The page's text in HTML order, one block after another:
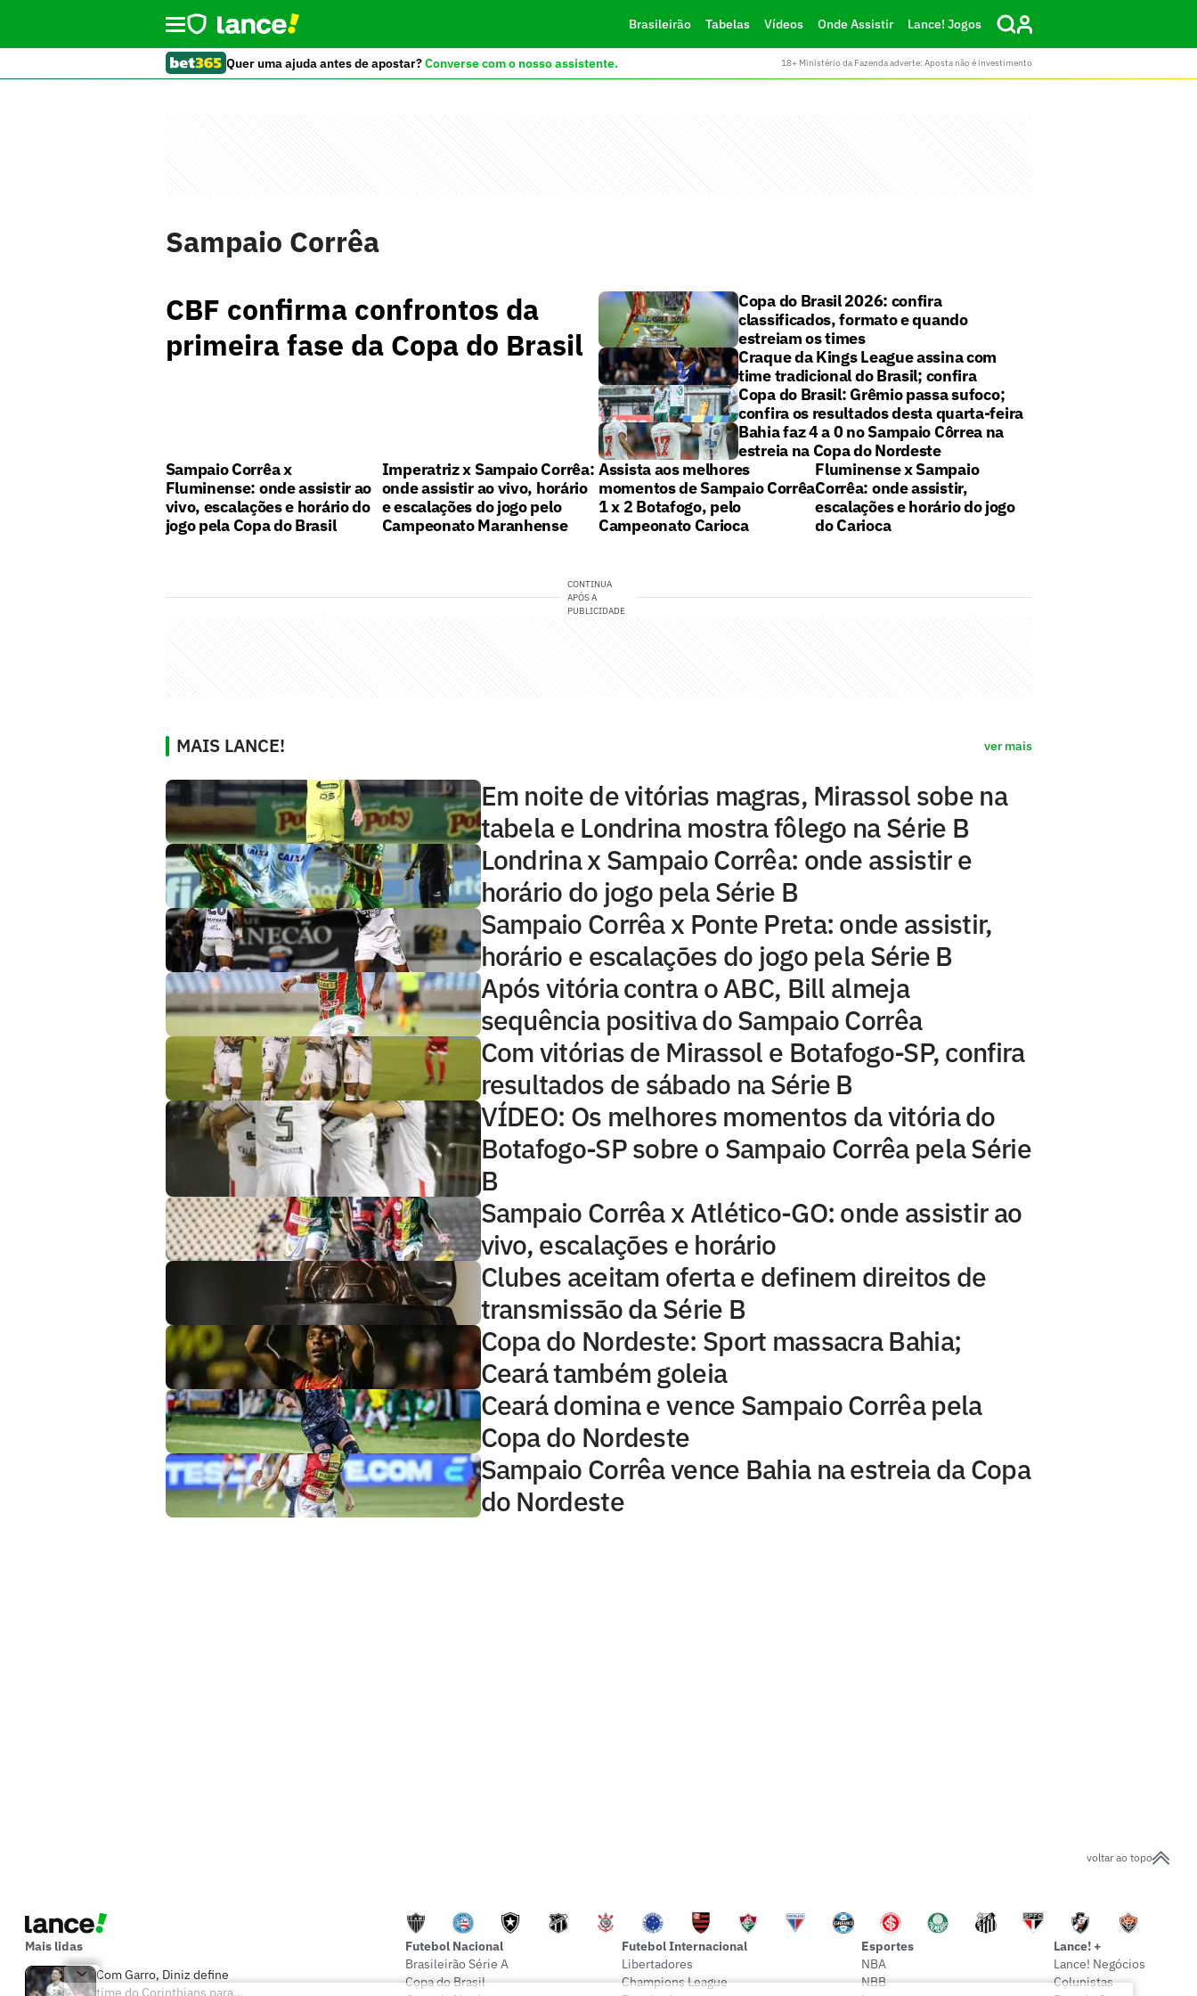
Brasileirão Tabelas Vídeos Onde Assistir Lance! Jogos
Quer uma ajuda antes de apostar?Converse com o nosso assistente. 18+ Ministério da Fazenda adverte: Aposta não é investimento
Sampaio Corrêa
CBF confirma confrontos da
primeira fase da Copa do Brasil
Copa do Brasil 2026: confira
classificados, formato e quando
estreiam os times
Craque da Kings League assina com
time tradicional do Brasil; confira
Copa do Brasil: Grêmio passa sufoco;
confira os resultados desta quarta-feira
Bahia faz 4 a 0 no Sampaio Côrrea na
estreia na Copa do Nordeste
Sampaio Corrêa x
Fluminense: onde assistir ao
vivo, escalações e horário do
jogo pela Copa do Brasil
Imperatriz x Sampaio Corrêa:
onde assistir ao vivo, horário
e escalações do jogo pelo
Campeonato Maranhense
Assista aos melhores
momentos de Sampaio Corrêa
1 x 2 Botafogo, pelo
Campeonato Carioca
Fluminense x Sampaio
Corrêa: onde assistir,
escalações e horário do jogo
do Carioca
CONTINUA
APÓS A
PUBLICIDADE
MAIS LANCE! ver mais
Em noite de vitórias magras, Mirassol sobe na
tabela e Londrina mostra fôlego na Série B
Londrina x Sampaio Corrêa: onde assistir e
horário do jogo pela Série B
Sampaio Corrêa x Ponte Preta: onde assistir,
horário e escalações do jogo pela Série B
Após vitória contra o ABC, Bill almeja
sequência positiva do Sampaio Corrêa
Com vitórias de Mirassol e Botafogo-SP, confira
resultados de sábado na Série B
VÍDEO: Os melhores momentos da vitória do
Botafogo-SP sobre o Sampaio Corrêa pela Série
B
Sampaio Corrêa x Atlético-GO: onde assistir ao
vivo, escalações e horário
Clubes aceitam oferta e definem direitos de
transmissão da Série B
Copa do Nordeste: Sport massacra Bahia;
Ceará também goleia
Ceará domina e vence Sampaio Corrêa pela
Copa do Nordeste
Sampaio Corrêa vence Bahia na estreia da Copa
do Nordeste
voltar ao topo
Mais lidas
Com Garro, Diniz define
time do Corinthians para
Futebol Nacional
Brasileirão Série A
Copa do Brasil
Futebol Internacional
Libertadores
Champions League
Esportes
NBA
NBB
Lance! +
Lance! Negócios
Colunistas